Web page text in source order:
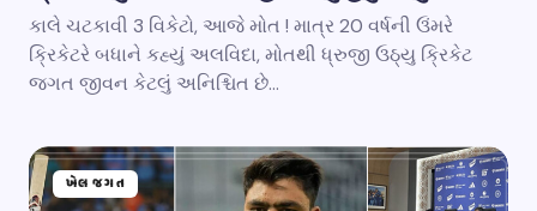
કાલે ચટકાવી 3 વિકેટો, આજે મોત ! માત્ર 20 વર્ષની ઉંમરે
ક્રિકેટરે બધાને કહ્યું અલવિદા, મોતથી ધ્રુજી ઉઠ્યુ ક્રિકેટ
જગત જીવન કેટલું અનિશ્ચિત છે…
ખેલ જગત